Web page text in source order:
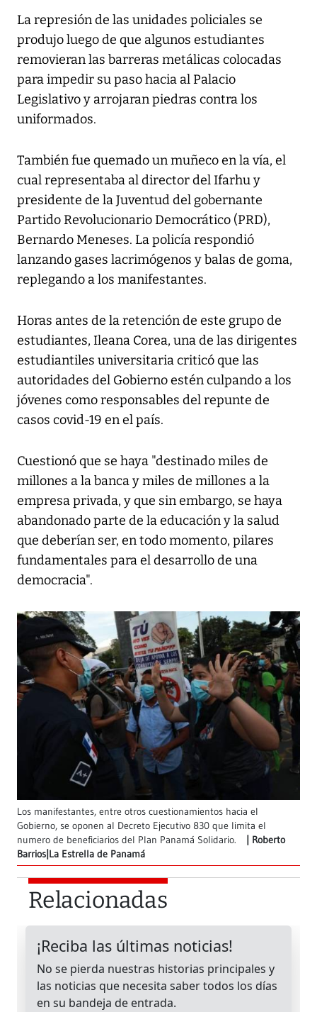
La represión de las unidades policiales se
produjo luego de que algunos estudiantes
removieran las barreras metálicas colocadas
para impedir su paso hacia al Palacio
Legislativo y arrojaran piedras contra los
uniformados.
También fue quemado un muñeco en la vía, el
cual representaba al director del Ifarhu y
presidente de la Juventud del gobernante
Partido Revolucionario Democrático (PRD),
Bernardo Meneses. La policía respondió
lanzando gases lacrimógenos y balas de goma,
replegando a los manifestantes.
Horas antes de la retención de este grupo de
estudiantes, Ileana Corea, una de las dirigentes
estudiantiles universitaria criticó que las
autoridades del Gobierno estén culpando a los
jóvenes como responsables del repunte de
casos covid-19 en el país.
Cuestionó que se haya "destinado miles de
millones a la banca y miles de millones a la
empresa privada, y que sin embargo, se haya
abandonado parte de la educación y la salud
que deberían ser, en todo momento, pilares
fundamentales para el desarrollo de una
democracia".
Los manifestantes, entre otros cuestionamientos hacia el
Gobierno, se oponen al Decreto Ejecutivo 830 que limita el
numero de beneficiarios del Plan Panamá Solidario.
Roberto
Barrios|La Estrella de Panamá
Relacionadas